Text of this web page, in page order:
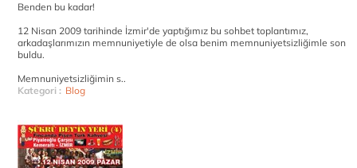
Benden bu kadar!
12 Nisan 2009 tarihinde İzmir'de yaptığımız bu sohbet toplantımız,
arkadaşlarımızın memnuniyetiyle de olsa benim memnuniyetsizliğimle son
buldu.
Memnuniyetsizliğimin s..
Kategori : Blog